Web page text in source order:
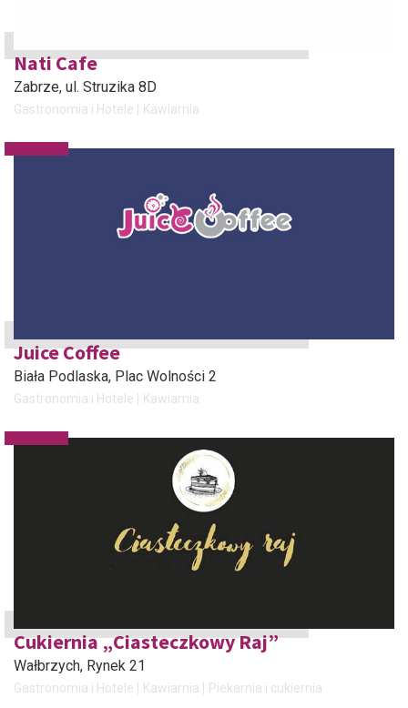
Nati Cafe
Zabrze, ul. Struzika 8D
Gastronomia i Hotele Kawiarnia
Juice Coffee
Biała Podlaska, Plac Wolności 2
Gastronomia i Hotele Kawiarnia
Cukiernia „Ciasteczkowy Raj”
Wałbrzych, Rynek 21
Gastronomia i Hotele Kawiarnia Piekarnia i cukiernia